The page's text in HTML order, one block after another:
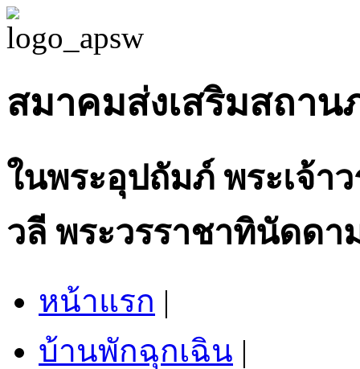
สมาคมส่งเสริมสถาน
ในพระอุปถัมภ์ พระเจ้า
วลี พระวรราชาทินัดดา
หน้าแรก |
บ้านพักฉุกเฉิน |